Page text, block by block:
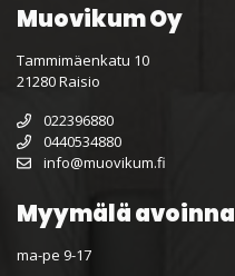
Muovikum Oy
Tammimäenkatu 10
21280 Raisio
022396880
0440534880
info@muovikum.fi
Myymälä avoinna
ma-pe 9-17